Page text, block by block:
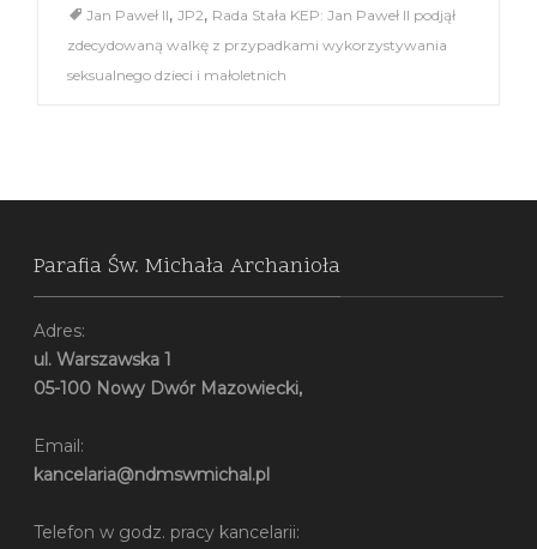
Jan Paweł II, JP2, Rada Stała KEP: Jan Paweł II podjął
zdecydowaną walkę z przypadkami wykorzystywania
seksualnego dzieci i małoletnich
Parafia Św. Michała Archanioła
Adres:
ul. Warszawska 1
05-100 Nowy Dwór Mazowiecki,
Email:
kancelaria@ndmswmichal.pl
Telefon w godz. pracy kancelarii: